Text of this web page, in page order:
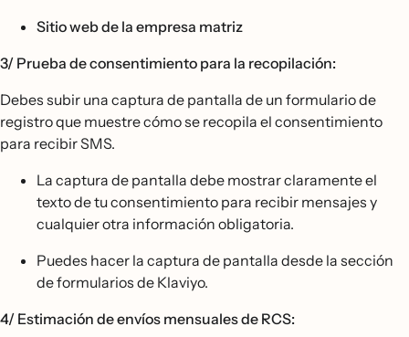
Sitio web de la empresa matriz
3/ Prueba de consentimiento para la recopilación:
Debes subir una captura de pantalla de un formulario de
registro que muestre cómo se recopila el consentimiento
para recibir SMS.
La captura de pantalla debe mostrar claramente el
texto de tu consentimiento para recibir mensajes y
cualquier otra información obligatoria.
Puedes hacer la captura de pantalla desde la sección
de formularios de Klaviyo.
4/ Estimación de envíos mensuales de RCS: